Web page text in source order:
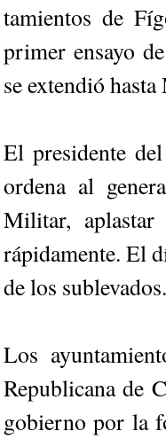
tamientos de
primer ensayo
se extendió hasta
El presidente
ordena al
Militar, aplastar
rápidamente. El
de los
Los
Republicana de
gobierno por la